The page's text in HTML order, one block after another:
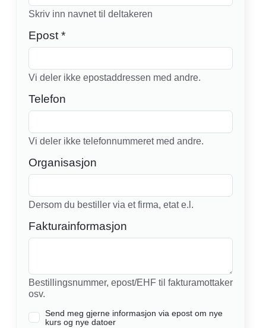
Skriv inn navnet til deltakeren
Epost *
Vi deler ikke epostaddressen med andre.
Telefon
Vi deler ikke telefonnummeret med andre.
Organisasjon
Dersom du bestiller via et firma, etat e.l.
Fakturainformasjon
Bestillingsnummer, epost/EHF til fakturamottaker
osv.
Send meg gjerne informasjon via epost om nye
kurs og nye datoer